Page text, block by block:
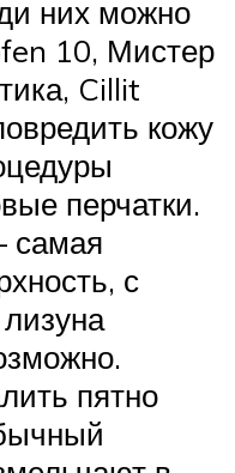
них можно
10, Мистер
Cillit
кожу
перчатки.
самая
с
пятно